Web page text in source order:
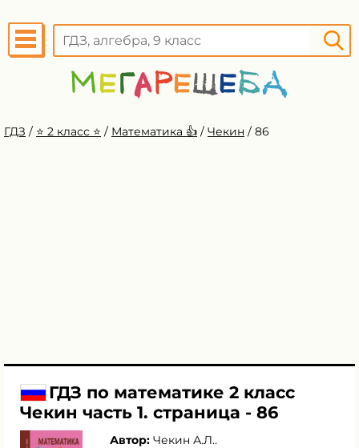
ГДЗ / ⭐️ 2 класс ⭐️ / Математика 👍 / Чекин / 86
ГДЗ по математике 2 класс
Чекин часть 1. страница - 86
Автор: Чекин А.Л..